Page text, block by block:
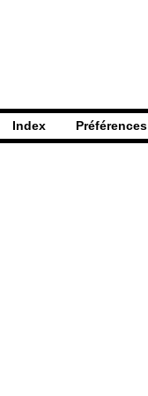
Index Préférences